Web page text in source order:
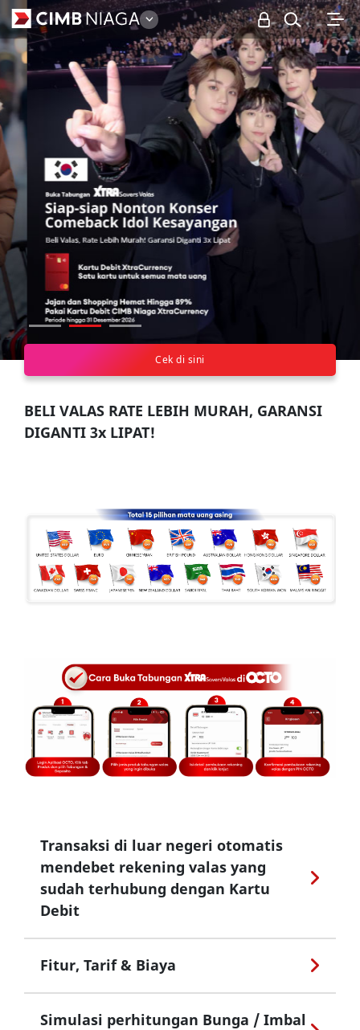
Personal
BELI VALAS RATE LEBIH MURAH, GARANSI
DIGANTI 3x LIPAT!
Cek di sini
Transaksi di luar negeri otomatis
mendebet rekening valas yang
sudah terhubung dengan Kartu
Debit
Fitur, Tarif & Biaya
Simulasi perhitungan Bunga / Imbal